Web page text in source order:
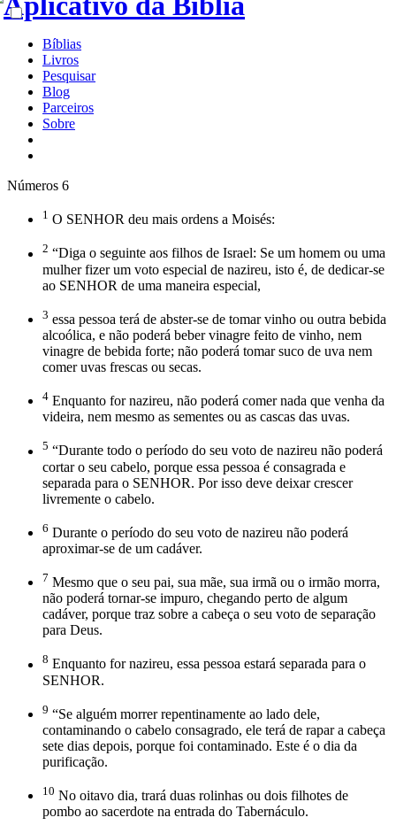
Bíblias
Livros
Pesquisar
Blog
Parceiros
Sobre
Números 6
1 O SENHOR deu mais ordens a Moisés:
2 “Diga o seguinte aos filhos de Israel: Se um homem ou uma
mulher fizer um voto especial de nazireu, isto é, de dedicar-se
ao SENHOR de uma maneira especial,
3 essa pessoa terá de abster-se de tomar vinho ou outra bebida
alcoólica, e não poderá beber vinagre feito de vinho, nem
vinagre de bebida forte; não poderá tomar suco de uva nem
comer uvas frescas ou secas.
4 Enquanto for nazireu, não poderá comer nada que venha da
videira, nem mesmo as sementes ou as cascas das uvas.
5 “Durante todo o período do seu voto de nazireu não poderá
cortar o seu cabelo, porque essa pessoa é consagrada e
separada para o SENHOR. Por isso deve deixar crescer
livremente o cabelo.
6 Durante o período do seu voto de nazireu não poderá
aproximar-se de um cadáver.
7 Mesmo que o seu pai, sua mãe, sua irmã ou o irmão morra,
não poderá tornar-se impuro, chegando perto de algum
cadáver, porque traz sobre a cabeça o seu voto de separação
para Deus.
8 Enquanto for nazireu, essa pessoa estará separada para o
SENHOR.
9 “Se alguém morrer repentinamente ao lado dele,
contaminando o cabelo consagrado, ele terá de rapar a cabeça
sete dias depois, porque foi contaminado. Este é o dia da
purificação.
10 No oitavo dia, trará duas rolinhas ou dois filhotes de
pombo ao sacerdote na entrada do Tabernáculo.